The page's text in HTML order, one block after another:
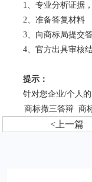
1、专业分析证据
2、准备答复材料
3、向商标局提交
4、官方出具审核
提示：
针对您企业/个人
商标撤三答辩 商
<上一篇